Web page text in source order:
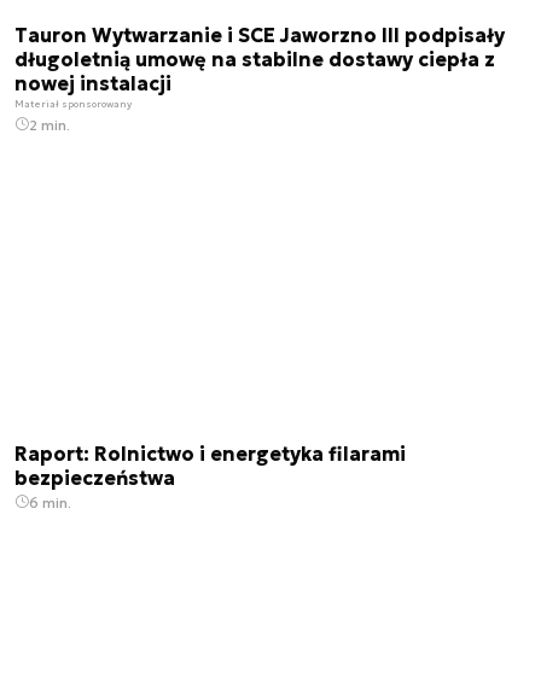
Tauron Wytwarzanie i SCE Jaworzno III podpisały
długoletnią umowę na stabilne dostawy ciepła z
nowej instalacji
Materiał sponsorowany
2 min.
Raport: Rolnictwo i energetyka filarami
bezpieczeństwa
6 min.